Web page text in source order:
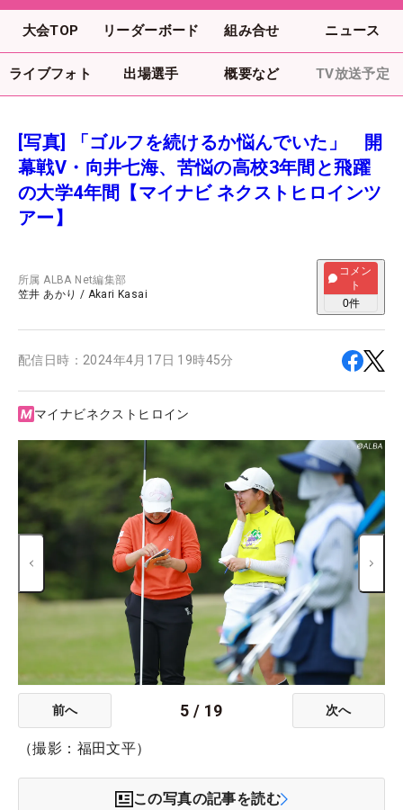
大会TOP リーダーボード 組み合せ ニュース
ライブフォト 出場選手 概要など TV放送予定
[写真] 「ゴルフを続けるか悩んでいた」 開
幕戦V・向井七海、苦悩の高校3年間と飛躍
の大学4年間【マイナビ ネクストヒロインツ
アー】
所属ALBA Net編集部
笠井 あかり / Akari Kasai
コメン
ト
0件
配信日時： 2024年4月17日 19時45分
マイナビネクストヒロイン
前へ 5 / 19 次へ
（撮影：福田文平）
この写真の記事を読む